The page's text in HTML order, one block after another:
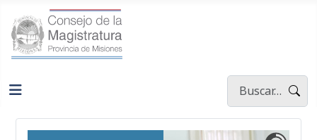
Buscar
Type 2 or more